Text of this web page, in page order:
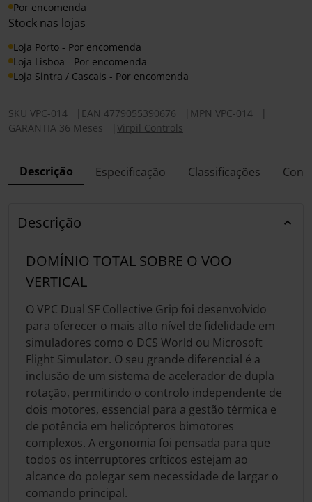
Por encomenda
Stock nas lojas
Loja Porto - Por encomenda
Loja Lisboa - Por encomenda
Loja Sintra / Cascais - Por encomenda
SKU VPC-014 EAN 4779055390676 MPN VPC-014
GARANTIA 36 Meses
Virpil Controls
Descrição Especificação Classificações
Descrição
DOMÍNIO TOTAL SOBRE O VOO
VERTICAL
O VPC Dual SF Collective Grip foi desenvolvido
para oferecer o mais alto nível de fidelidade em
simuladores como o DCS World ou Microsoft
Flight Simulator. O seu grande diferencial é a
inclusão de um sistema de acelerador de dupla
rotação, permitindo o controlo independente de
dois motores, essencial para a gestão térmica e
de potência em helicópteros bimotores
complexos. A ergonomia foi pensada para que
todos os interruptores críticos estejam ao
alcance do polegar sem necessidade de largar o
comando principal.